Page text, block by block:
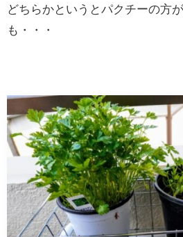
どちらかというとパクチーの方
も・・・